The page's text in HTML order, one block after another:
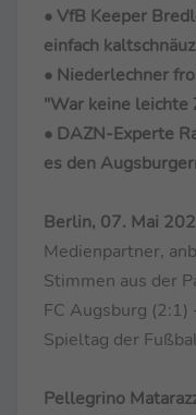
• VfB Keeper
einfach
• Niederlechner
"War keine leichte
• DAZN-Experte
es den
Berlin, 07. Mai
Medienpartner,
Stimmen aus der
FC Augsburg
Spieltag der
Pellegrino